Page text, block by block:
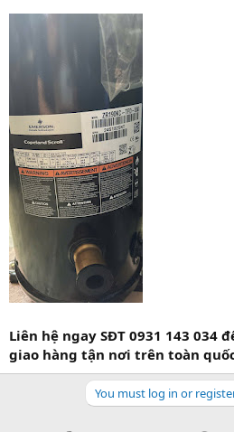
Liên hệ ngay SĐT 0931 143 034
giao hàng tận nơi trên toàn
You must log in or